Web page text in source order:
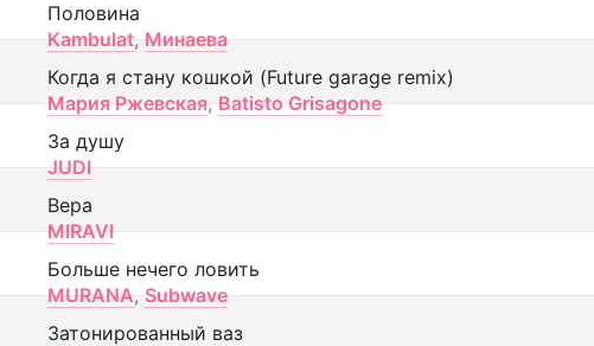
Половина
Kambulat, Минаева
Когда я стану кошкой (Future garage remix)
Мария Ржевская, Batisto Grisagone
За душу
JUDI
Вера
MIRAVI
Больше нечего ловить
MURANA, Subwave
Затонированный ваз